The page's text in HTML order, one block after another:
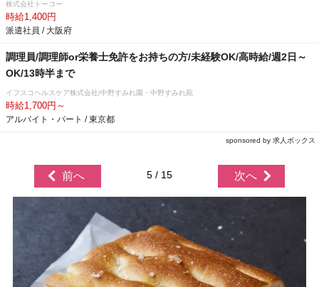
株式会社トーコー
時給1,400円
派遣社員 / 大阪府
調理員/調理師or栄養士免許をお持ちの方/未経験OK/高時給/週2日～
OK/13時半まで
イフスコヘルスケア株式会社/中野すみれ園・中野すみれ苑
時給1,700円～
アルバイト・パート / 東京都
sponsored by 求人ボックス
前へ 5 / 15 次へ